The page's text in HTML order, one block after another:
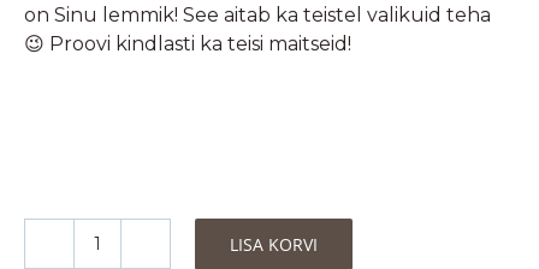
on Sinu lemmik! See aitab ka teistel valikuid teha
😉 Proovi kindlasti ka teisi maitseid!
JOM
LISA KORVI